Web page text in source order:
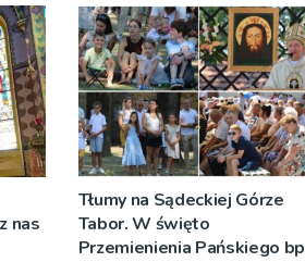
nas
Tłumy na Sądeckiej Górze
Tabor. W święto
Przemienienia Pańskiego bp